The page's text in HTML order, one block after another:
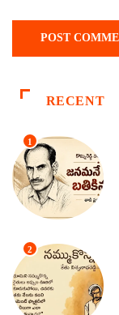
RECENT
1
2